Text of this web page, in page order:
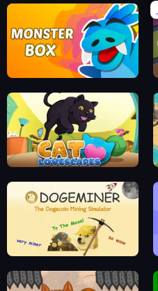
Cat Lovescapes
Doge Miner